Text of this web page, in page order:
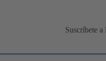
Suscríbete